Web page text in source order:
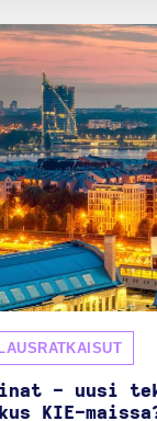
- uusi
KIE-